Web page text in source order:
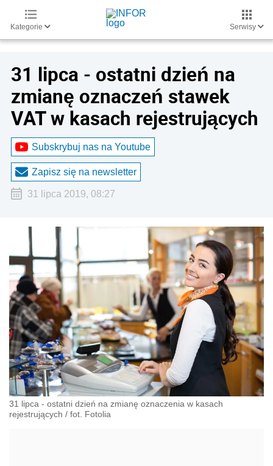
Kategorie Serwisy
31 lipca - ostatni dzień na
zmianę oznaczeń stawek
VAT w kasach rejestrujących
Subskrybuj nas na Youtube
Zapisz się na newsletter
31 lipca 2019, 08:27
31 lipca - ostatni dzień na zmianę oznaczenia w kasach
rejestrujących / fot. Fotolia